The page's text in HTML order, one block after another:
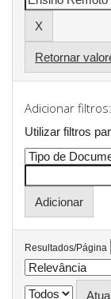
Retornar
Adicionar filtros:
Utilizar filtros
Resultados/Página